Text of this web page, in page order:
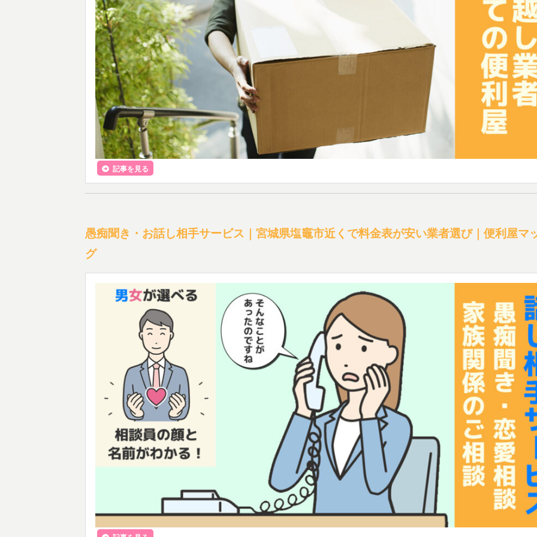
記事を見る
愚痴聞き・お話し相手サービス｜宮城県塩竈市近くで料金表が安い業者選び｜便利屋マ
グ